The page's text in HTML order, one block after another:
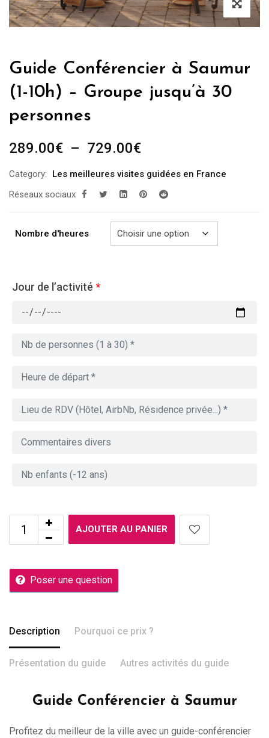
Guide Conférencier à Saumur
(1-10h) – Groupe jusqu’à 30
personnes
289.00€ – 729.00€Plage
prix :
289.00€
729.00€
Category:
Les meilleures visites guidées en France
Réseaux sociaux
Nombre d'heures
Jour de l’activité *
AJOUTER AU PANIER
Poser une question
Description Pourquoi ce prix ?
Présentation du guide Autres activités du guide
Guide Conférencier à Saumur
Profitez du meilleur de la ville avec un guide-conférencier